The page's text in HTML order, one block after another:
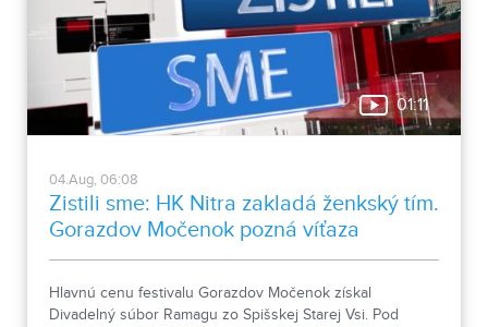
01:11
04.Aug, 06:08
Zistili sme: HK Nitra zakladá ženkský tím.
Gorazdov Močenok pozná víťaza
Hlavnú cenu festivalu Gorazdov Močenok získal
Divadelný súbor Ramagu zo Spišskej Starej Vsi. Pod